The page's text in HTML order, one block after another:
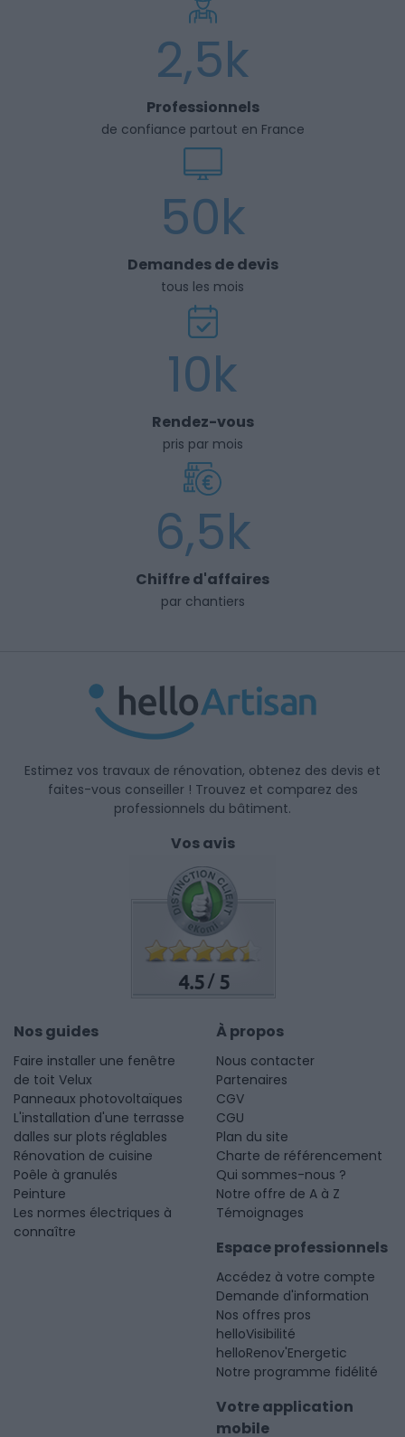
2,5k
Professionnels
de confiance partout en France
50k
Demandes de devis
tous les mois
10k
Rendez-vous
pris par mois
6,5k
Chiffre d'affaires
par chantiers
Estimez vos travaux de rénovation, obtenez des devis et
faites-vous conseiller ! Trouvez et comparez des
professionnels du bâtiment.
Vos avis
4.5 /5
Nos guides
Faire installer une fenêtre
de toit Velux
Panneaux photovoltaïques
L'installation d'une terrasse
dalles sur plots réglables
Rénovation de cuisine
Poêle à granulés
Peinture
Les normes électriques à
connaître
À propos
Nous contacter
Partenaires
CGV
CGU
Plan du site
Charte de référencement
Qui sommes-nous ?
Notre offre de A à Z
Témoignages
Espace professionnels
Accédez à votre compte
Demande d'information
Nos offres pros
helloVisibilité
helloRenov'Energetic
Notre programme fidélité
Votre application
mobile